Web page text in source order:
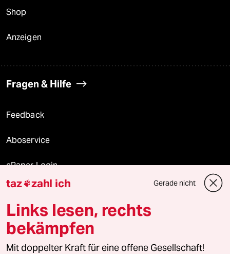
Shop
Anzeigen
Fragen & Hilfe
Feedback
Aboservice
ePaper Login
Downloads für Abonnierende
© 2026 taz Verlags und Vertriebs GmbH
Alle Rechte vorbehalten. Bei rechtlichen Fragen oder für Genehmigungen
taz zahl ich Gerade nicht
Links lesen, rechts
bekämpfen
Mit doppelter Kraft für eine offene Gesellschaft!